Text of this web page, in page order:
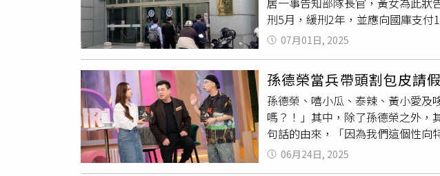
丹麥徵兵計畫負責人史卓姆上校（
強化北約集體威懾力量，增加戰鬥
召4700名義務役士兵，而在新法推
美元的軍事基金，將國防支出提
醒，除了新裝備、人力的補充外，
刑5月，緩刑2年，並應向國庫支
她的女兒是台南某部隊軍中同袍，
營外租屋，作為兩人外宿時同居
響，她需面對刑事偵查，所受精神
誣告，到案坦承犯行，請求與楊母
為職業軍人，若未獲緩刑宣告，將
訟。法官考量考量楊母、黃女雙方
案還可上訴。
07月01日, 2025
孫德榮當兵帶頭割包皮請
孫德榮、嘻小瓜、泰辣、黃小愛及
嗎？！」其中，除了孫德榮之外，
句話的由來，「因為我們這個性向
今天的來賓組合，嘻小瓜笑說是「
年！」當被問到入行35年來，最
06月24日, 2025